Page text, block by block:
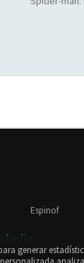
Espinof
generar